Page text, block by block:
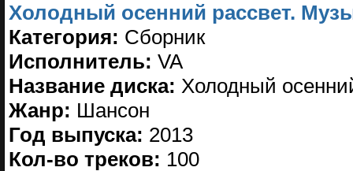
Холодный осенний рассвет.
Категория: Сборник
Исполнитель: VA
Название диска: Холодный
Жанр: Шансон
Год выпуска: 2013
Кол-во треков: 100